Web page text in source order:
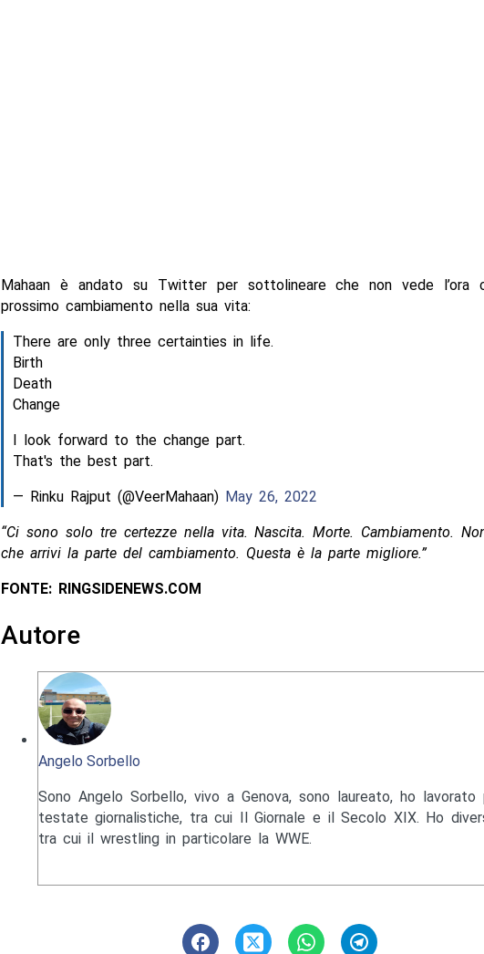
Mahaan è andato su Twitter per sottolineare che non vede l’ora
prossimo cambiamento nella sua vita:
There are only three certainties in life.
Birth
Death
Change
I look forward to the change part.
That's the best part.
— Rinku Rajput (@VeerMahaan) May 26, 2022
“Ci sono solo tre certezze nella vita. Nascita. Morte. Cambiamento.
che arrivi la parte del cambiamento. Questa è la parte migliore.”
FONTE: RINGSIDENEWS.COM
Autore
Angelo Sorbello
Sono Angelo Sorbello, vivo a Genova, sono laureato, ho lavorato
testate giornalistiche, tra cui Il Giornale e il Secolo XIX. Ho
tra cui il wrestling in particolare la WWE.